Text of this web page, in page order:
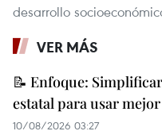
desarrollo
VER MÁS
📝 Enfoque:
estatal para usar
10/08/2026 03:27